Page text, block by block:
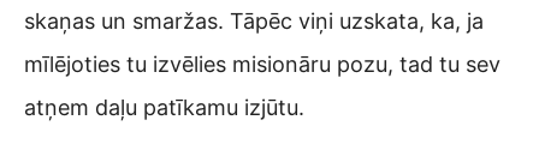
skaņas un smaržas. Tāpēc viņi uzskata, ka, ja
mīlējoties tu izvēlies misionāru pozu, tad tu sev
atņem daļu patīkamu izjūtu.